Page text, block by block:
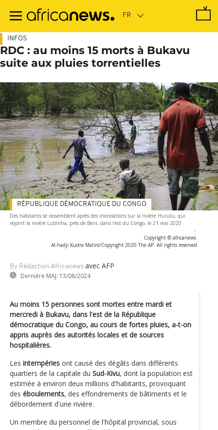
contenu
INFOS
RDC : au moins 15 morts à Bukavu
suite aux pluies torrentielles
Des habitants se rassemblent après des inondations sur la rivière Hululu, qui
rejoint la rivière Lubiriha, près de Beni, dans l'est du Congo, le 21 mai 2020
-
Copyright © africanews
Al-hadji Kudra Maliro/Copyright 2020 The AP. All rights reserved.
By Rédaction Africanews avec AFP
Dernière MAJ: 13/08/2024
RÉPUBLIQUE DÉMOCRATIQUE DU CONGO
Au moins 15 personnes sont mortes entre mardi et
mercredi à Bukavu, dans l'est de la République
démocratique du Congo, au cours de fortes pluies, a-t-on
appris auprès des autorités locales et de sources
hospitalières.
Les intempéries ont causé des dégâts dans différents
quartiers de la capitale du Sud-Kivu, dont la population est
estimée à environ deux millions d'habitants, provoquant
des éboulements, des effondrements de bâtiments et le
débordement d'une rivière.
Un membre du personnel de l'hôpital provincial, sous